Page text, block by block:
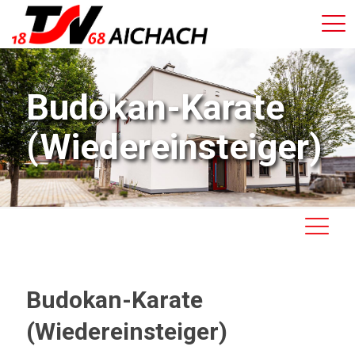
Budokan-Karate
(Wiedereinsteiger)
Budokan-Karate
(Wiedereinsteiger)